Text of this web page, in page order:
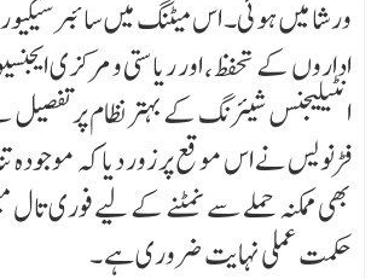
ورشا میں ہوئی۔ اس میٹنگ میں سائبر
اداروں کے تحفظ، اور ریاستی و مرکزی
انٹیلیجنس شیئرنگ کے بہتر نظام پر تفصیل
فڑنویس نے اس موقع پر زور دیا کہ موجودہ
بھی ممکنہ حملے سے نمٹنے کے لیے فوری تال
حکمت عملی نہایت ضروری ہے ۔